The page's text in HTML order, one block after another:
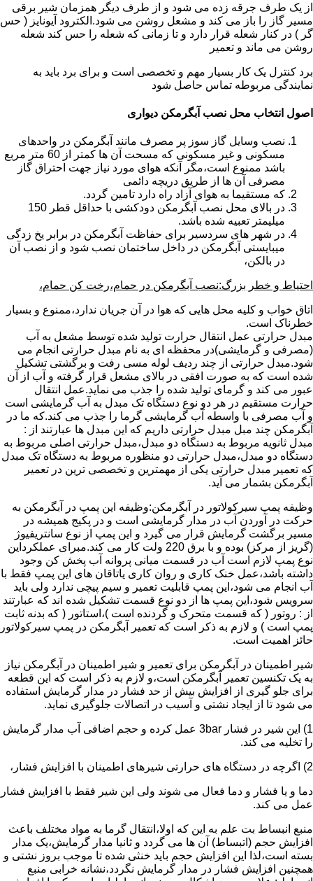
از یک طرف جرقه زده می شود و از طرف دیگر همزمان شیر برقی
مسیر گاز را باز می کند و مشعل روشن می شود.الکترود آیونایز ( حس
گر ) در کنار شعله قرار دارد و تا زمانی که شعله را حس کند شعله
روشن می ماند و تعمیر
برد کنترل یک کار بسیار مهم و تخصصی است و برای برد باید به
نمایندگی مربوطه تماس حاصل شود
اصول انتخاب محل نصب آبگرمکن دیواری
نصب وسایل گاز سوز پر مصرف مانند آبگرمکن در واحدهای
مسکونی و غیر مسکونی که مسحت آن ها کمتر از 60 متر مربع
باشد ممنوع است،مگر آنکه هوای مورد نیاز جهت احتراق گاز
مصرفی آن ها از طریق دریچه دائمی
که مستقیما به هوای آزاد راه دارد تامین گردد.
در بالای محل نصب آبگرمکن دودکشی با حداقل قطر 150
میلیمتر تعبیه شده باشد.
در شهر های سردسیر برای حفاظت آبگرمکن در برابر یخ زدگی
میبایستی آبگرمکن در داخل ساختمان نصب شود و از نصب آن
در بالکن،
احتیاط و خطر بزرگ:نصب آبگرمکن در حمام،رخت کن حمام،
اتاق خواب و کلیه محل هایی که هوا در آن جریان ندارد،ممنوع و بسیار
خطرناک است.
مبدل حرارتی عمل انتقال حرارت تولید شده توسط مشعل به آب
(مصرفی و گرمایشی)در محفظه ای به نام مبدل حرارتی انجام می
شود.مبدل حرارتی از چند ردیف لوله مسی رفت و برگشتی تشکیل
شده است که به صورت افقی در بالای مشعل قرار گرفته و آب از آن
عبور می کند و گرمای تولید شده را جذب می نماید.عمل انتقال
حرارت مستقیم در هر دو نوع دستگاه تک مبدل به آب گرمایشی است
و آب مصرفی با واسطه آب گرمایشی گرما را جذب می کند.که ما در
آبگرمکن چند مبل مبدل حرارتی داریم که این مبدل ها عبارتند از :
مبدل ثانویه مربوط به دستگاه دو مبدل،مبدل حرارتی اصلی مربوط به
دستگاه دو مبدل،مبدل حرارتی دو منظوره مربوط به دستگاه تک مبدل
که تعمیر مبدل حرارتی یکی از مهمترین و تخصصی ترین در تعمیر
آبگرمکن بشمار می آید.
وظیفه پمپ سیرکولاتور در آبگرمکن:وظیفه این پمپ در آبگرمکن به
حرکت در آوردن آب در مدار گرمایشی است و در پکیج همیشه در
مسیر برگشت گرمایش قرار می گیرد و این پمپ از نوع سانتریفیوژ
(گریز از مرکز) بوده و با برق 220 ولت کار می کند.مبرای عملکرداین
نوع پمپ لازم است آب در قسمت میانی پروانه آب پخش کن وجود
داشته باشد،عمل خنک کاری و روان کاری یاتاقان های این پمپ فقط با
آب انجام می شود،این پمپ قابلیت تعمیر و سیم پیچی ندارد ولی باید
سرویس شود،این پمپ ها از دو نوع قسمت تشکیل شده اند که عبارتند
از : روتور ( که قسمت متحرک و گردنده است )،استاتور ( که بدنه ثابت
پمپ است ) و لازم به ذکر است که تعمیر آبگرمکن در پمپ سیرکولاتور
حائز اهمیت است.
شیر اطمینان در آبگرمکن برای تعمیر و شیر اطمینان در آبگرمکن نیاز
به یک تکنسین تعمیر آبگرمکن است،و لازم به ذکر است که این قطعه
برای جلو گیری از افزایش بیش از حد فشار در مدار گرمایش استفاده
می شود تا از ایجاد نشتی و آسیب در اتصالات جلوگیری نماید.
1) این شیر در فشار 3bar عمل کرده و حجم اضافی آب مدار گرمایش
را تخلیه می کند.
2) اگرچه در دستگاه های حرارتی شیرهای اطمینان با افزایش فشار،
دما و یا فشار و دما فعال می شوند ولی این شیر فقط با افزایش فشار
عمل می کند.
منبع انبساط بت علم به این که اولا،انتقال گرما به مواد مختلف باعث
افزایش حجم (اتبساط) آن ها می گردد و ثانیا مدار گرمایش،یک مدار
بسته است،لذا این افزایش حجم باید خنثی شده تا موجب بروز نشتی و
همچنین افزایش فشار در مدار گرمایش نگردد،نشانه خرابی منبع